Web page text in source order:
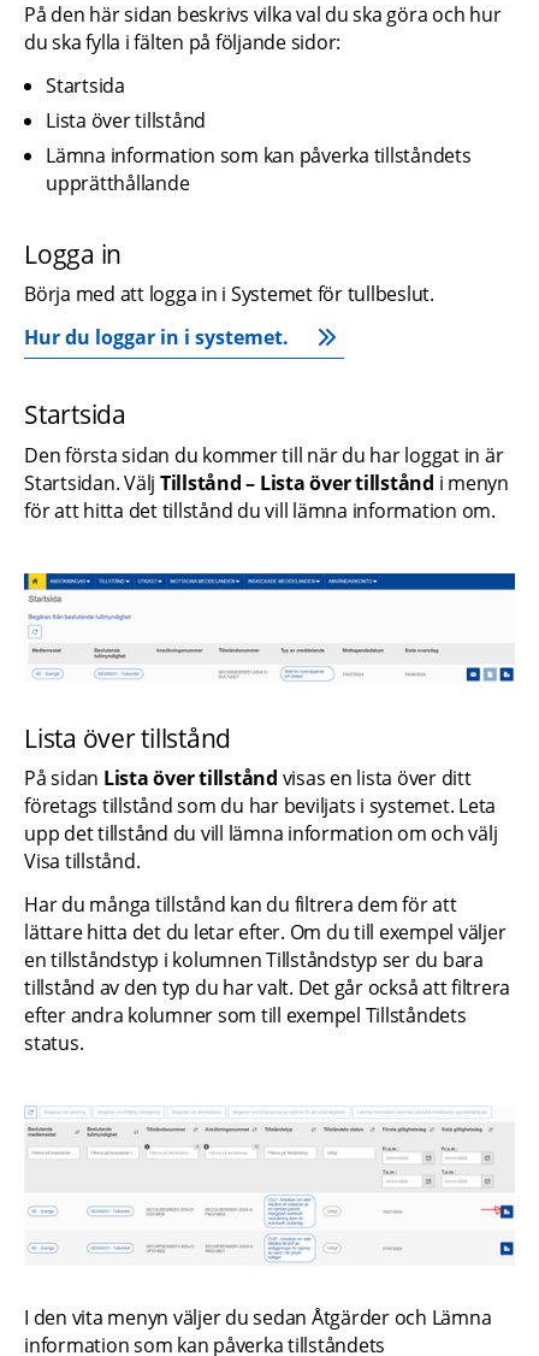
På den här sidan beskrivs vilka val du ska göra och hur
du ska fylla i fälten på följande sidor:
Startsida
Lista över tillstånd
Lämna information som kan påverka tillståndets
upprätthållande
Logga in
Börja med att logga in i Systemet för tullbeslut.
Hur du loggar in i systemet.
Startsida
Den första sidan du kommer till när du har loggat in är
Startsidan. Välj Tillstånd – Lista över tillstånd i menyn
för att hitta det tillstånd du vill lämna information om.
Lista över tillstånd
På sidan Lista över tillstånd visas en lista över ditt
företags tillstånd som du har beviljats i systemet. Leta
upp det tillstånd du vill lämna information om och välj
Visa tillstånd.
Har du många tillstånd kan du filtrera dem för att
lättare hitta det du letar efter. Om du till exempel väljer
en tillståndstyp i kolumnen Tillståndstyp ser du bara
tillstånd av den typ du har valt. Det går också att filtrera
efter andra kolumner som till exempel Tillståndets
status.
I den vita menyn väljer du sedan Åtgärder och Lämna
information som kan påverka tillståndets